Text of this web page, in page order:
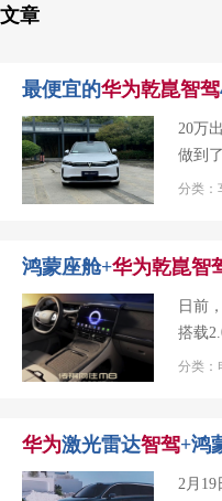
文章
最便宜的华为乾崑智驾
20万
做到
分类
鸿蒙座舱+华为乾崑智
日前
搭载
分类
华为激光雷达智驾+鸿
2月